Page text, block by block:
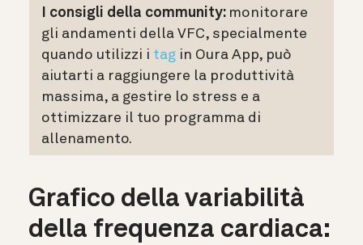
I consigli della community: monitorare
gli andamenti della VFC, specialmente
quando utilizzi i tag in Oura App, può
aiutarti a raggiungere la produttività
massima, a gestire lo stress e a
ottimizzare il tuo programma di
allenamento.
Grafico della variabilità
della frequenza cardiaca: